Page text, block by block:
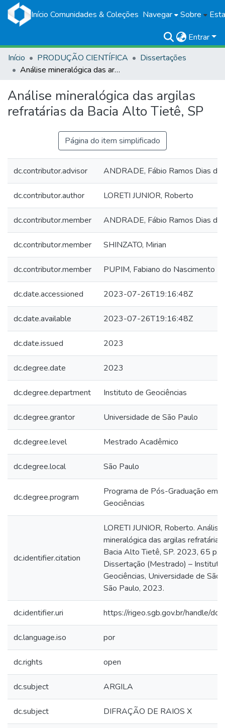
Início Comunidades & Coleções Navegar Sobre
Entrar
Início
PRODUÇÃO CIENTÍFICA
Dissertações
Análise mineralógica das argilas refratárias da Bacia Alto Tietê, SP
Análise mineralógica das argilas
refratárias da Bacia Alto Tietê, SP
Página do item simplificado
dc.contributor.advisor ANDRADE, Fábio Ramos Dias de
dc.contributor.author LORETI JUNIOR, Roberto
dc.contributor.member ANDRADE, Fábio Ramos Dias de
dc.contributor.member SHINZATO, Mirian
dc.contributor.member PUPIM, Fabiano do Nascimento
dc.date.accessioned 2023-07-26T19:16:48Z
dc.date.available 2023-07-26T19:16:48Z
dc.date.issued 2023
dc.degree.date 2023
dc.degree.department Instituto de Geociências
dc.degree.grantor Universidade de São Paulo
dc.degree.level Mestrado Acadêmico
dc.degree.local São Paulo
dc.degree.program
Programa de Pós-Graduação em
Geociências
dc.identifier.citation
LORETI JUNIOR, Roberto. Análise
mineralógica das argilas refratárias
Bacia Alto Tietê, SP. 2023, 65 p.
Dissertação (Mestrado) –
Geociências, Universidade de São
São Paulo, 2023.
dc.identifier.uri https://rigeo.sgb.gov.br/handle/
dc.language.iso por
dc.rights open
dc.subject ARGILA
dc.subject DIFRAÇÃO DE RAIOS X